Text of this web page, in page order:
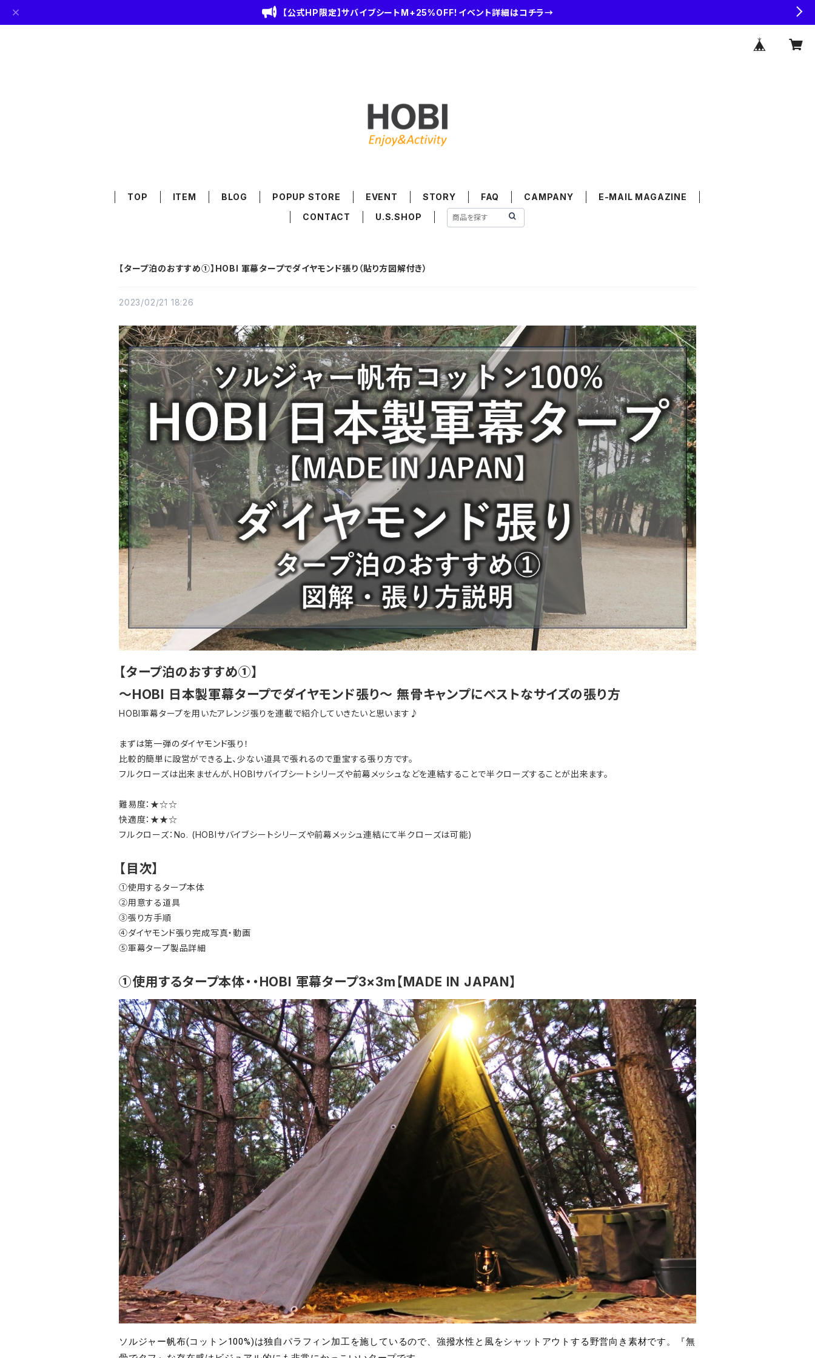
【公式HP限定】サバイブシートM+25%OFF！イベント詳細はコチラ→
TOP ITEM BLOG POPUP STORE EVENT STORY FAQ CAMPANY
E-MAIL MAGAZINE
CONTACT
U.S.SHOP
【タープ泊のおすすめ①】HOBI 軍幕タープでダイヤモンド張り（貼り方図解付き）
2023/02/21 18:26
【タープ泊のおすすめ①】
～HOBI 日本製軍幕タープでダイヤモンド張り～ 無骨キャンプにベストなサイズの張り方
HOBI軍幕タープを用いたアレンジ張りを連載で紹介していきたいと思います♪
まずは第一弾のダイヤモンド張り！
比較的簡単に設営ができる上、少ない道具で張れるので重宝する張り方です。
フルクローズは出来ませんが、HOBIサバイブシートシリーズや前幕メッシュなどを連結することで半クローズすることが出来ます。
難易度：★☆☆
快適度：★★☆
フルクローズ：No. (HOBIサバイブシートシリーズや前幕メッシュ連結にて半クローズは可能)
【目次】
①使用するタープ本体
②用意する道具
③張り方手順
④ダイヤモンド張り完成写真・動画
⑤軍幕タープ製品詳細
①使用するタープ本体・・HOBI 軍幕タープ3×3m【MADE IN JAPAN】
ソルジャー帆布(コットン100%)は独自パラフィン加工を施しているので、強撥水性と風をシャットアウトする野営向き素材です。『無